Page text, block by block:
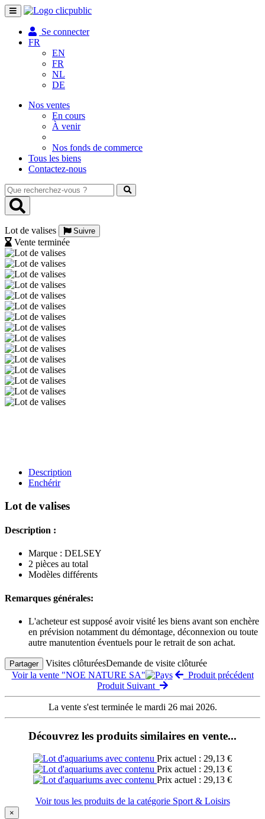
Toggle
navigation
Se connecter
FR
EN
FR
NL
DE
Nos ventes
En cours
À venir
Nos fonds de commerce
Tous les biens
Contactez-nous
Que
recherchez-
vous
Lot de valises
Suivre
Vente terminée
Description
Enchérir
Lot de valises
Description :
Marque : DELSEY
2 pièces au total
Modèles différents
Remarques générales:
L'acheteur est supposé avoir visité les biens avant son enchère
en prévision notamment du démontage, déconnexion ou toute
autre manutention éventuels pour le retrait de son achat.
Partager Visites clôturéesDemande de visite clôturée
Voir la vente "NOE NATURE SA"
Produit précédent
Produit Suivant
La vente s'est terminée le mardi 26 mai 2026.
Découvrez les produits similaires en vente...
Prix actuel : 29,13 €
Prix actuel : 29,13 €
Prix actuel : 29,13 €
Voir tous les produits de la catégorie Sport & Loisirs
×